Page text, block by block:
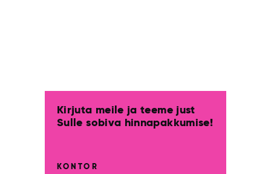
Kirjuta meile ja teeme just
Sulle sobiva hinnapakkumise!
KONTOR